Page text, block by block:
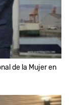
de la Mujer en